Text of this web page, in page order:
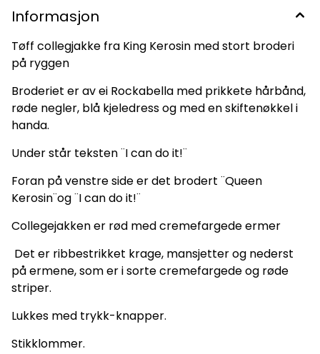
Informasjon
Tøff collegjakke fra King Kerosin med stort broderi
på ryggen
Broderiet er av ei Rockabella med prikkete hårbånd,
røde negler, blå kjeledress og med en skiftenøkkel i
handa.
Under står teksten ¨I can do it!¨
Foran på venstre side er det brodert ¨Queen
Kerosin¨og ¨I can do it!¨
Collegejakken er rød med cremefargede ermer
Det er ribbestrikket krage, mansjetter og nederst
på ermene, som er i sorte cremefargede og røde
striper.
Lukkes med trykk-knapper.
Stikklommer.